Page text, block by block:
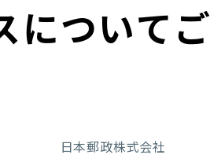
についてご
日本郵政株式会社